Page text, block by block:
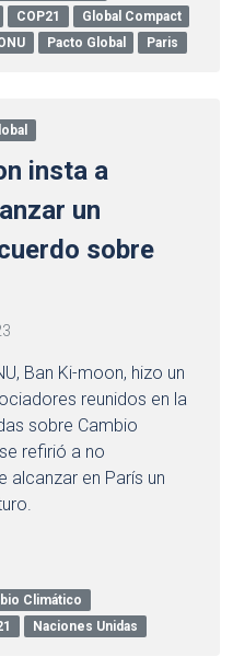
COP21
Global Compact
Pacto Global Paris
insta a
un
sobre
Ban Ki-moon, hizo un
reunidos en la
sobre Cambio
refirió a no
alcanzar en París un
Climático
Naciones Unidas